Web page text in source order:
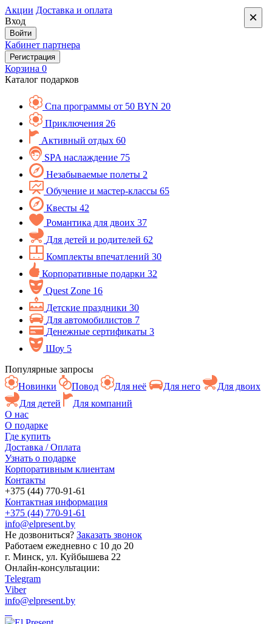
Акции Доставка и оплата
Вход
Войти
Кабинет партнера
Регистрация
Корзина 0
Каталог подарков
Спа программы от 50 BYN 20
Приключения 26
Активный отдых 60
SPA наслаждение 75
Незабываемые полеты 2
Обучение и мастер-классы 65
Квесты 42
Романтика для двоих 37
Для детей и родителей 62
Комплекты впечатлений 30
Корпоративные подарки 32
Quest Zone 16
Детские праздники 30
Для автомобилистов 7
Денежные сертификаты 3
Шоу 5
Популярные запросы
Новинки
Повод Для неё Для него
Для двоих
Для детей
Для компаний
О нас
О подарке
Где купить
Доставка / Оплата
Узнать о подарке
Корпоративным клиентам
Контакты
+375 (44) 770-91-61
Контактная информация
+375 (44) 770-91-61
info@elpresent.by
Не дозвониться? Заказать звонок
Работаем ежедневно c 10 до 20
г. Минск, ул. Куйбышева 22
Онлайн-консультации:
Telegram
Viber
info@elpresent.by
×